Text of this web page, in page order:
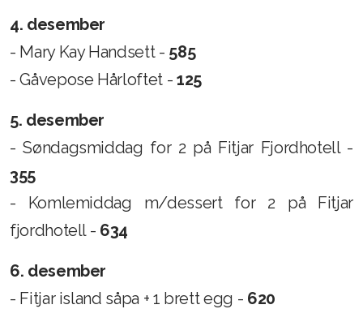
4. desember
- Mary Kay Handsett - 585
- Gåvepose Hårloftet - 125
5. desember
- Søndagsmiddag for 2 på Fitjar Fjordhotell -
355
- Komlemiddag m/dessert for 2 på Fitjar
fjordhotell - 634
6. desember
- Fitjar island såpa + 1 brett egg - 620